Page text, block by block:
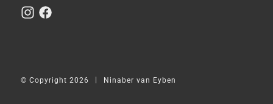
© Copyright 2026 Ninaber van Eyben